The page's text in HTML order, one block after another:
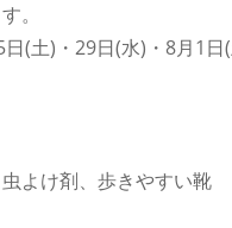
。
(土)・29日(水)・8月1
よけ剤、歩きやすい靴